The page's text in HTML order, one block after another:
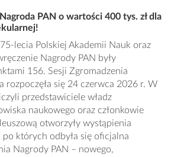
PAN o wartości 400 tys. zł dla
lecia Polskiej Akademii Nauk oraz
Nagrody PAN były
156. Sesji Zgromadzenia
rozpoczęła się 24 czerwca 2026 r. W
przedstawiciele władz
naukowego oraz członkowie
otworzyły wystąpienia
których odbyła się oficjalna
Nagrody PAN – nowego,